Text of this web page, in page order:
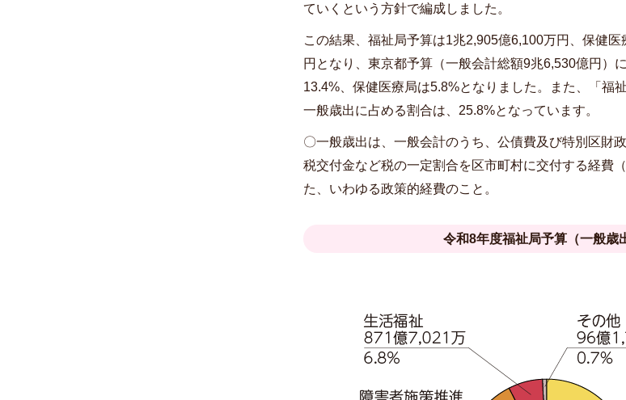
ていくという方針で編成しました。
この結果、福祉局予算は1兆2,905億6,100万円、保健
円となり、東京都予算（一般会計総額9兆6,530億円）
13.4%、保健医療局は5.8%となりました。また、「福
一般歳出に占める割合は、25.8%となっています。
〇一般歳出は、一般会計のうち、公債費及び特別区財
税交付金など税の一定割合を区市町村に交付する経費
た、いわゆる政策的経費のこと。
令和8年度福祉局予算（一般歳